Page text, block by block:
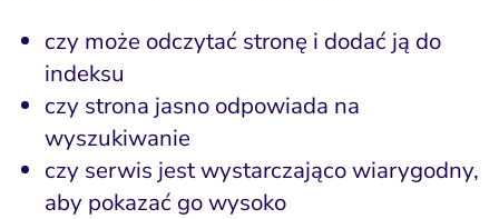
czy może odczytać stronę i dodać ją do
indeksu
czy strona jasno odpowiada na
wyszukiwanie
czy serwis jest wystarczająco wiarygodny,
aby pokazać go wysoko